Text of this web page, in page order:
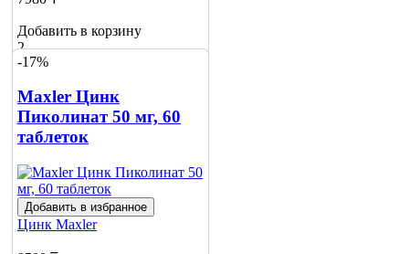
Добавить в корзину
2
-17%
Maxler Цинк
Пиколинат 50 мг, 60
таблеток
Добавить в избранное
Цинк Maxler